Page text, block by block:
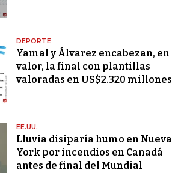
DEPORTE
Yamal y Álvarez encabezan, en
valor, la final con plantillas
valoradas en US$2.320 millones
EE.UU.
Lluvia disiparía humo en Nueva
York por incendios en Canadá
antes de final del Mundial